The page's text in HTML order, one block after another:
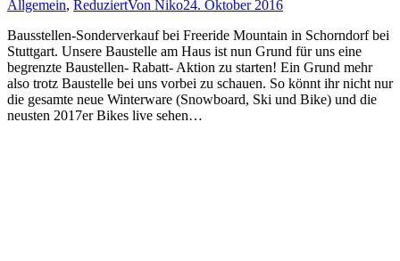
Allgemein, ReduziertVon Niko24. Oktober 2016
Bausstellen-Sonderverkauf bei Freeride Mountain in Schorndorf bei
Stuttgart. Unsere Baustelle am Haus ist nun Grund für uns eine
begrenzte Baustellen- Rabatt- Aktion zu starten! Ein Grund mehr
also trotz Baustelle bei uns vorbei zu schauen. So könnt ihr nicht nur
die gesamte neue Winterware (Snowboard, Ski und Bike) und die
neusten 2017er Bikes live sehen…